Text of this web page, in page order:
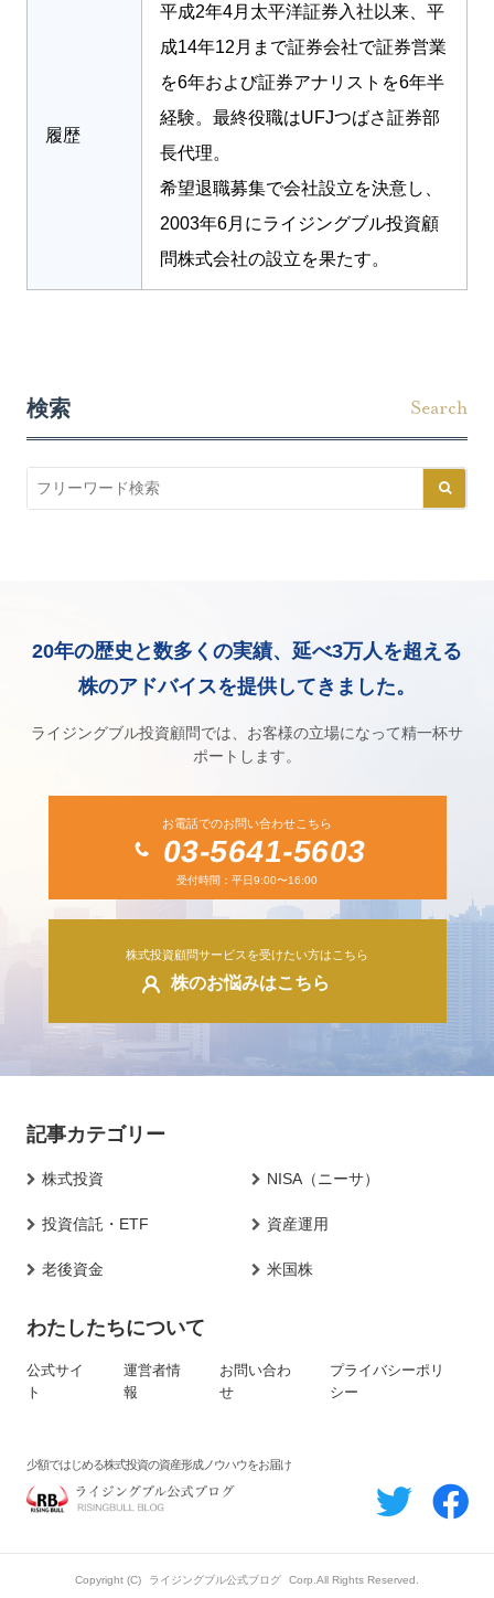
履歴
平成2年4月太平洋証券入社以来、平
成14年12月まで証券会社で証券営業
を6年および証券アナリストを6年半
経験。最終役職はUFJつばさ証券部
長代理。
希望退職募集で会社設立を決意し、
2003年6月にライジングブル投資顧
問株式会社の設立を果たす。
検索 Search
20年の歴史と数多くの実績、延べ3万人を超える
株のアドバイスを提供してきました。
ライジングブル投資顧問では、お客様の立場になって精一杯サ
ポートします。
お電話でのお問い合わせこちら
03-5641-5603
受付時間：平日9:00〜16:00
株式投資顧問サービスを受けたい方はこちら
株のお悩みはこちら
少額ではじめる株式投資の資産形成ノウハウをお届け
記事カテゴリー
株式投資 NISA（ニーサ）
投資信託・ETF 資産運用
老後資金 米国株
わたしたちについて
公式サイ
ト
運営者情
報
お問い合わ
せ
プライバシーポリ
シー
Copyright (C) ライジングブル公式ブログ Corp.All Rights Reserved.